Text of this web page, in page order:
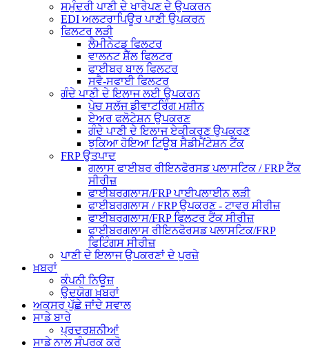
ਸਮੁੰਦਰੀ ਪਾਣੀ ਦੇ ਖਾਰੇਪਣ ਦੇ ਉਪਕਰਨ
EDI ਅਲਟਰਾਪਿਊਰ ਪਾਣੀ ਉਪਕਰਨ
ਫਿਲਟਰ ਲੜੀ
ਲੈਮੀਨੇਟਡ ਫਿਲਟਰ
ਵਾਲਨਟ ਸ਼ੈੱਲ ਫਿਲਟਰ
ਫਾਈਬਰ ਬਾਲ ਫਿਲਟਰ
ਸਵੈ-ਸਫਾਈ ਫਿਲਟਰ
ਗੰਦੇ ਪਾਣੀ ਦੇ ਇਲਾਜ ਲਈ ਉਪਕਰਨ
ਪੇਚ ਸਲੱਜ ਡੀਵਾਟਰਿੰਗ ਮਸ਼ੀਨ
ਏਅਰ ਫਲੋਟੇਸ਼ਨ ਉਪਕਰਣ
ਗੰਦੇ ਪਾਣੀ ਦੇ ਇਲਾਜ ਏਕੀਕਰਣ ਉਪਕਰਣ
ਝੁਕਿਆ ਹੋਇਆ ਟਿਊਬ ਸੈਡੀਮੈਂਟੇਸ਼ਨ ਟੈਂਕ
FRP ਉਤਪਾਦ
ਗਲਾਸ ਫਾਈਬਰ ਰੀਇਨਫੋਰਸਡ ਪਲਾਸਟਿਕ / FRP ਟੈਂਕ
ਸੀਰੀਜ਼
ਫਾਈਬਰਗਲਾਸ/FRP ਪਾਈਪਲਾਈਨ ਲੜੀ
ਫਾਈਬਰਗਲਾਸ / FRP ਉਪਕਰਣ - ਟਾਵਰ ਸੀਰੀਜ਼
ਫਾਈਬਰਗਲਾਸ/FRP ਫਿਲਟਰ ਟੈਂਕ ਸੀਰੀਜ਼
ਫਾਈਬਰਗਲਾਸ ਰੀਇਨਫੋਰਸਡ ਪਲਾਸਟਿਕ/FRP
ਫਿਟਿੰਗਸ ਸੀਰੀਜ਼
ਪਾਣੀ ਦੇ ਇਲਾਜ ਉਪਕਰਣਾਂ ਦੇ ਪੁਰਜ਼ੇ
ਖ਼ਬਰਾਂ
ਕੰਪਨੀ ਨਿਊਜ਼
ਉਦਯੋਗ ਖ਼ਬਰਾਂ
ਅਕਸਰ ਪੁੱਛੇ ਜਾਂਦੇ ਸਵਾਲ
ਸਾਡੇ ਬਾਰੇ
ਪ੍ਰਦਰਸ਼ਨੀਆਂ
ਸਾਡੇ ਨਾਲ ਸੰਪਰਕ ਕਰੋ